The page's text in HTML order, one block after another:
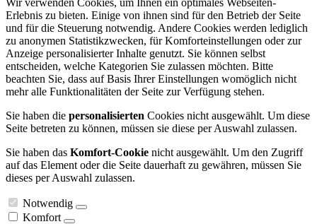
Erlebnis zu bieten. Einige von ihnen sind für den Betrieb der Seite
und für die Steuerung notwendig. Andere Cookies werden lediglich
zu anonymen Statistikzwecken, für Komforteinstellungen oder zur
Anzeige personalisierter Inhalte genutzt. Sie können selbst
entscheiden, welche Kategorien Sie zulassen möchten. Bitte
beachten Sie, dass auf Basis Ihrer Einstellungen womöglich nicht
mehr alle Funktionalitäten der Seite zur Verfügung stehen.
Sie haben die personalisierten Cookies nicht ausgewählt. Um diese
Seite betreten zu können, müssen sie diese per Auswahl zulassen.
Sie haben das Komfort-Cookie nicht ausgewählt. Um den Zugriff
auf das Element oder die Seite dauerhaft zu gewähren, müssen Sie
dieses per Auswahl zulassen.
Notwendig
Komfort